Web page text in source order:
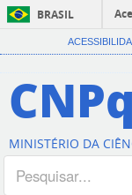
BRASIL
CNPq
MINISTÉRIO DA